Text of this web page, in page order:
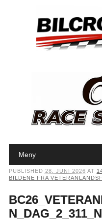
Main menu
Meny
PUBLISHED 28. JUNI 2026 AT
BILDENE FRA